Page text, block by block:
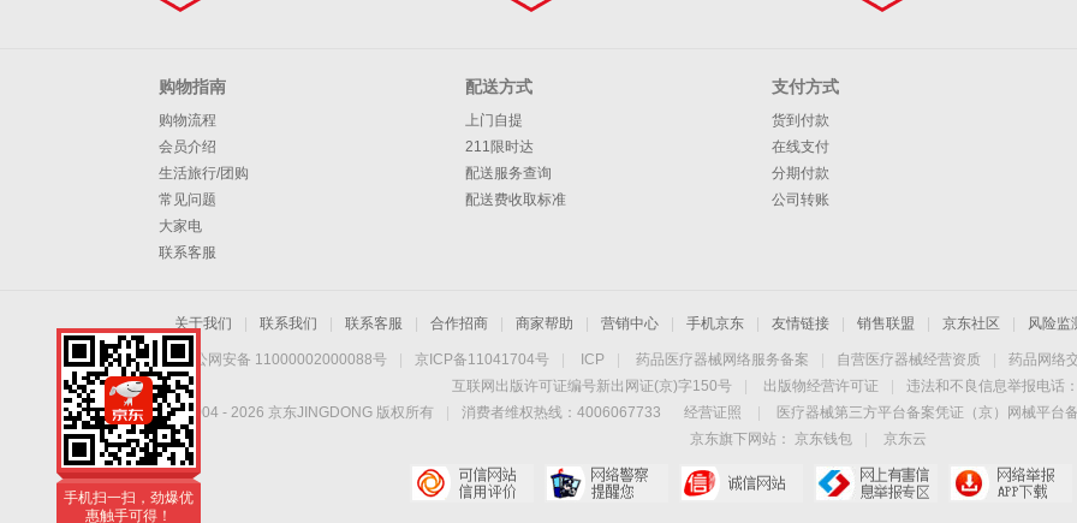
购物指南
购物流程
会员介绍
生活旅行/团购
常见问题
大家电
联系客服
配送方式
上门自提
211限时达
配送服务查询
配送费收取标准
支付方式
货到付款
在线支付
分期付款
公司转账
关于我们 联系我们 联系客服 合作招商 商家帮助 营销中心 手机京东 友情链接 销售联盟 京东社区 风险监
京公网安备 11000002000088号 京ICP备11041704号 ICP 药品医疗器械网络服务备案 自营医疗器械经营资质
药品网络
互联网出版许可证编号新出网证(京)字150号
出版物经营许可证
违法和不良信息举报电话
Copyright © 2004 - 2026 京东JINGDONG 版权所有 消费者维权热线：4006067733 经营证照
医疗器械第三方平台备案凭证（京）网械平台
京东旗下网站：
京东钱包
京东云
手机扫一扫，劲爆优
惠触手可得！
手机扫一扫，劲爆优
惠触手可得！